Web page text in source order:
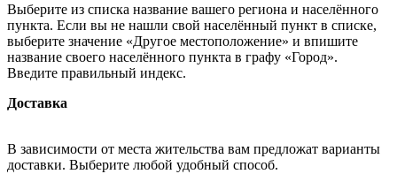
Выберите из списка название вашего региона и населённого
пункта. Если вы не нашли свой населённый пункт в списке,
выберите значение «Другое местоположение» и впишите
название своего населённого пункта в графу «Город».
Введите правильный индекс.
Доставка
В зависимости от места жительства вам предложат варианты
доставки. Выберите любой удобный способ.